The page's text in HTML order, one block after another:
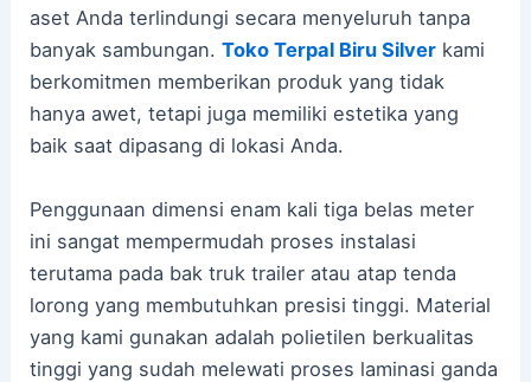
aset Anda terlindungi secara menyeluruh tanpa
banyak sambungan.Toko Terpal Biru Silver kami
berkomitmen memberikan produk yang tidak
hanya awet, tetapi juga memiliki estetika yang
baik saat dipasang di lokasi Anda.
Penggunaan dimensi enam kali tiga belas meter
ini sangat mempermudah proses instalasi
terutama pada bak truk trailer atau atap tenda
lorong yang membutuhkan presisi tinggi. Material
yang kami gunakan adalah polietilen berkualitas
tinggi yang sudah melewati proses laminasi ganda